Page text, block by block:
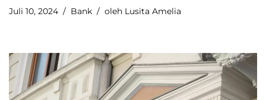
Juli 10, 2024 Bank oleh Lusita Amelia